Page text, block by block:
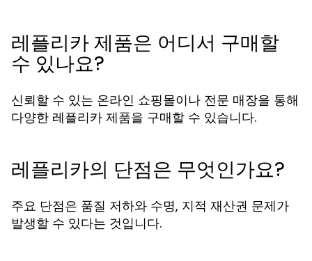
레플리카 제품은 어디서 구매할
수 있나요?
신뢰할 수 있는 온라인 쇼핑몰이나 전문 매장을 통해
다양한 레플리카 제품을 구매할 수 있습니다.
레플리카의 단점은 무엇인가요?
주요 단점은 품질 저하와 수명, 지적 재산권 문제가
발생할 수 있다는 것입니다.